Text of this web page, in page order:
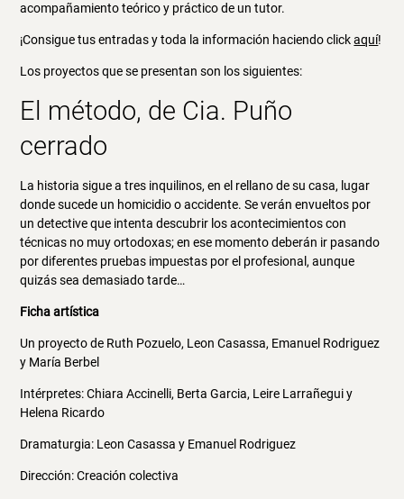
acompañamiento teórico y práctico de un tutor.
¡Consigue tus entradas y toda la información haciendo clickaquí!
Los proyectos que se presentan son los siguientes:
El método, de Cia. Puño
cerrado
La historia sigue a tres inquilinos, en el rellano de su casa, lugar
donde sucede un homicidio o accidente. Se verán envueltos por
un detective que intenta descubrir los acontecimientos con
técnicas no muy ortodoxas; en ese momento deberán ir pasando
por diferentes pruebas impuestas por el profesional, aunque
quizás sea demasiado tarde…
Ficha artística
Un proyecto de Ruth Pozuelo, Leon Casassa, Emanuel Rodriguez
y María Berbel
Intérpretes: Chiara Accinelli, Berta Garcia, Leire Larrañegui y
Helena Ricardo
Dramaturgia: Leon Casassa y Emanuel Rodriguez
Dirección: Creación colectiva